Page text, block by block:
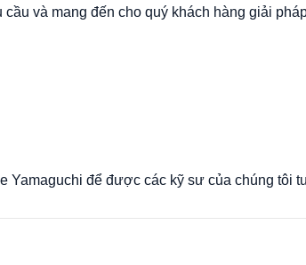
và mang đến cho quý khách hàng giải
Yamaguchi để được các kỹ sư của chúng tôi